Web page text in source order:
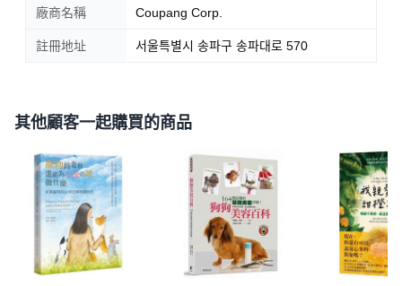
廠商名稱 Coupang Corp.
註冊地址 서울특별시 송파구 송파대로 570
其他顧客一起購買的商品